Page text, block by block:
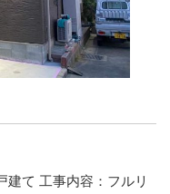
て 工事内容：フルリ